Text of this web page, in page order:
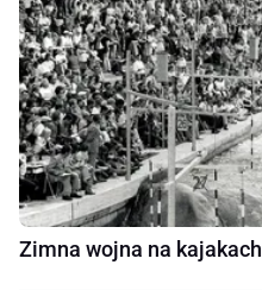
Zimna wojna na kajakach